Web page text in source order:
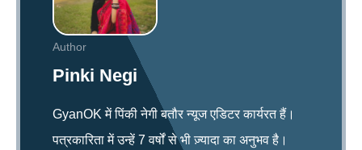
Author
Pinki Negi
GyanOK में पिंकी नेगी बतौर न्यूज एडिटर कार्यरत हैं।
पत्रकारिता में उन्हें 7 वर्षों से भी ज़्यादा का अनुभव है।